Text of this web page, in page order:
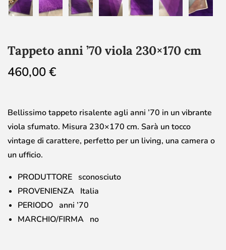
Tappeto anni ’70 viola 230×170 cm
460,00€
Bellissimo tappeto risalente agli anni ’70 in un vibrante
viola sfumato. Misura 230×170 cm. Sarà un tocco
vintage di carattere, perfetto per un living, una camera o
un ufficio.
PRODUTTORE sconosciuto
PROVENIENZA Italia
PERIODO anni ’70
MARCHIO/FIRMA no